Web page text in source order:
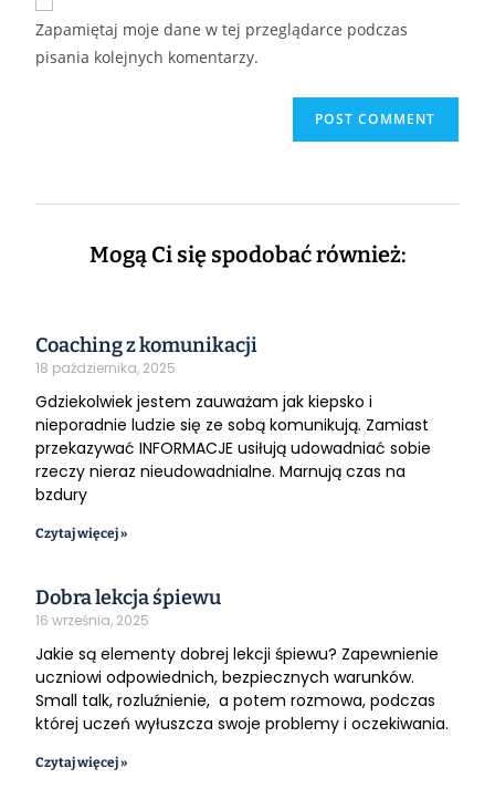
Zapamiętaj moje dane w tej przeglądarce podczas
pisania kolejnych komentarzy.
Mogą Ci się spodobać również:
Coaching z komunikacji
18 października, 2025
Gdziekolwiek jestem zauważam jak kiepsko i
nieporadnie ludzie się ze sobą komunikują. Zamiast
przekazywać INFORMACJE usiłują udowadniać sobie
rzeczy nieraz nieudowadnialne. Marnują czas na
bzdury
Czytaj więcej »
Dobra lekcja śpiewu
16 września, 2025
Jakie są elementy dobrej lekcji śpiewu? Zapewnienie
uczniowi odpowiednich, bezpiecznych warunków.
Small talk, rozluźnienie, a potem rozmowa, podczas
której uczeń wyłuszcza swoje problemy i oczekiwania.
Czytaj więcej »